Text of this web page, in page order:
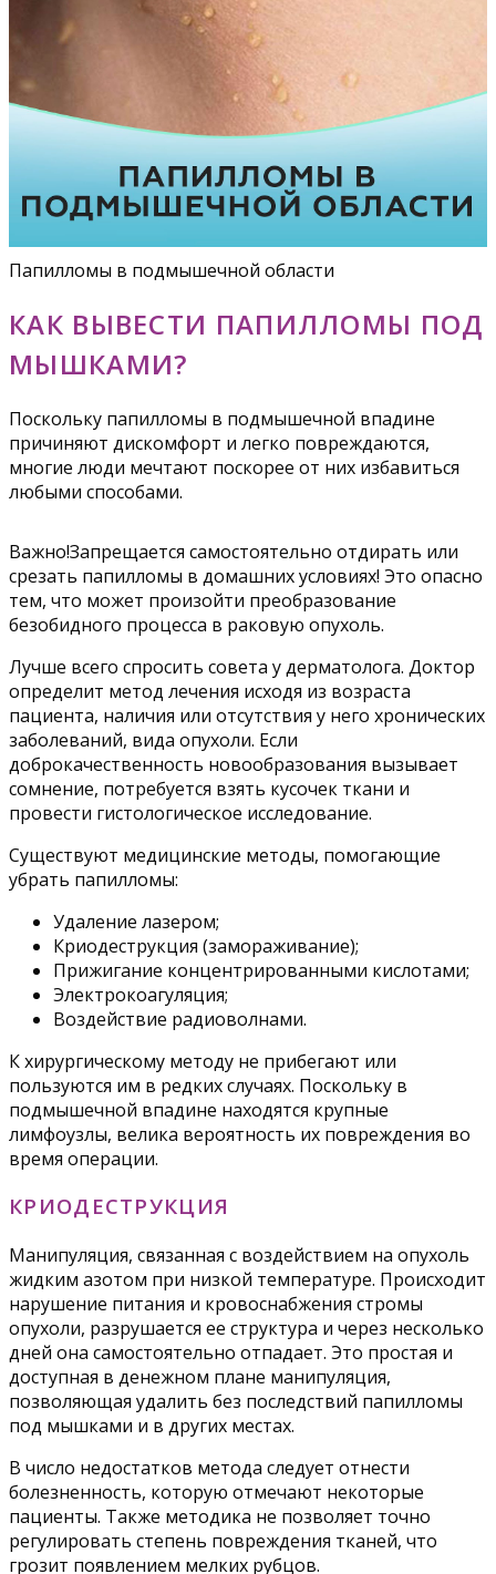
Папилломы в подмышечной области
КАК ВЫВЕСТИ ПАПИЛЛОМЫ ПОД
МЫШКАМИ?
Поскольку папилломы в подмышечной впадине
причиняют дискомфорт и легко повреждаются,
многие люди мечтают поскорее от них избавиться
любыми способами.
Важно!Запрещается самостоятельно отдирать или
срезать папилломы в домашних условиях! Это опасно
тем, что может произойти преобразование
безобидного процесса в раковую опухоль.
Лучше всего спросить совета у дерматолога. Доктор
определит метод лечения исходя из возраста
пациента, наличия или отсутствия у него хронических
заболеваний, вида опухоли. Если
доброкачественность новообразования вызывает
сомнение, потребуется взять кусочек ткани и
провести гистологическое исследование.
Существуют медицинские методы, помогающие
убрать папилломы:
Удаление лазером;
Криодеструкция (замораживание);
Прижигание концентрированными кислотами;
Электрокоагуляция;
Воздействие радиоволнами.
К хирургическому методу не прибегают или
пользуются им в редких случаях. Поскольку в
подмышечной впадине находятся крупные
лимфоузлы, велика вероятность их повреждения во
время операции.
КРИОДЕСТРУКЦИЯ
Манипуляция, связанная с воздействием на опухоль
жидким азотом при низкой температуре. Происходит
нарушение питания и кровоснабжения стромы
опухоли, разрушается ее структура и через несколько
дней она самостоятельно отпадает. Это простая и
доступная в денежном плане манипуляция,
позволяющая удалить без последствий папилломы
под мышками и в других местах.
В число недостатков метода следует отнести
болезненность, которую отмечают некоторые
пациенты. Также методика не позволяет точно
регулировать степень повреждения тканей, что
грозит появлением мелких рубцов.